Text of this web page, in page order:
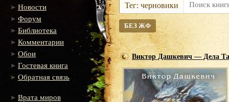
Новости
Форум
Библиотека
Комментарии
Обои
Гостевая книга
Обратная связь
Врата миров
Тег: черновики
БЕЗ ЖФ
Виктор Дашкевич — Дела